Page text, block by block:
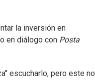
la inversión en
en diálogo con Posta
escucharlo, pero este no